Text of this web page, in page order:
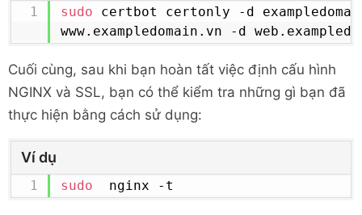
include
/home/exampledomain.vn/public_html/
location ~ \.php$ {
fastcgi_split_path_info
include
/etc/nginx/
fastcgi_pass
fastcgi_index index.php;
fastcgi_send_timeout
fastcgi_read_timeout 300;
sudo certbot certonly -d
www.exampledomain.vn -d
Cuối cùng, sau khi bạn hoàn tất việc định cấu hình
NGINX và SSL, bạn có thể kiểm tra những gì bạn đã
thực hiện bằng cách sử dụng:
Ví dụ
sudo
  nginx -t